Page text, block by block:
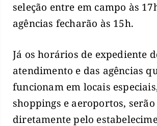
seleção entre em campo às
agências fecharão às 15h.
Já os horários de expediente
atendimento e das agências
funcionam em locais
shoppings e aeroportos,
diretamente pelo